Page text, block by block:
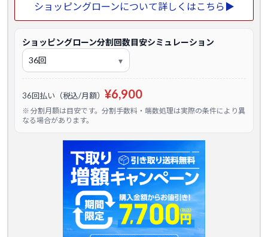
ショッピングローンについて詳しくはこちら▶
ショッピングローン分割回数目安シミュレーション
36回払い（税込/月額） ¥6,900
※ 分割月額は目安です。分割手数料・端数処理は実際の条件により異
なる場合があります。